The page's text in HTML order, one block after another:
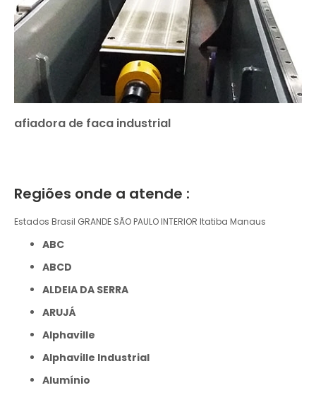
afiadora de faca industrial
Regiões onde a atende :
Estados Brasil GRANDE SÃO PAULO INTERIOR Itatiba Manaus
ABC
ABCD
ALDEIA DA SERRA
ARUJÁ
Alphaville
Alphaville Industrial
Alumínio